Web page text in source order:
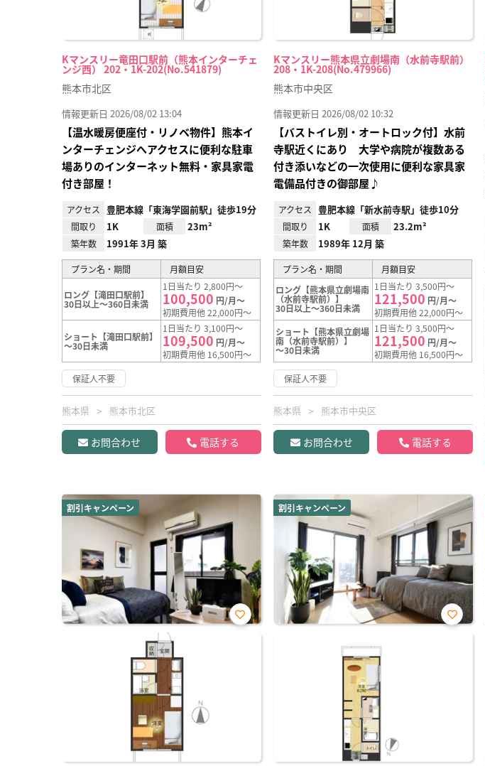
Kマンスリー竜田口駅前（熊本インターチェ
ンジ西） 202・1K-202(No.541879)
熊本市北区
情報更新日 2026/08/02 13:04
【温水暖房便座付・リノベ物件】熊本イ
ンターチェンジへアクセスに便利な駐車
場ありのインターネット無料・家具家電
付き部屋！
アクセス 豊肥本線「東海学園前駅」徒歩19分
間取り 1K 面積 23m²
築年数 1991年 3月 築
プラン名・期間 月額目安
ロング【滝田口駅前】
30日以上～360日未満
1日当たり 2,800円～
100,500 円/月～
初期費用他 22,000円～
ショート【滝田口駅前】
～30日未満
1日当たり 3,100円～
109,500 円/月～
初期費用他 16,500円～
保証人不要
熊本県 熊本市北区
お問合わせ 電話する
Kマンスリー熊本県立劇場南（水前寺駅前）
208・1K-208(No.479966)
熊本市中央区
情報更新日 2026/08/02 10:32
【バストイレ別・オートロック付】水前
寺駅近くにあり 大学や病院が複数ある
付き添いなどの一次使用に便利な家具家
電備品付きの御部屋♪
アクセス 豊肥本線「新水前寺駅」徒歩10分
間取り 1K 面積 23.2m²
築年数 1989年 12月 築
プラン名・期間
月額目安
ロング【熊本県立劇場南
（水前寺駅前）】
30日以上～360日未満
1日当たり 3,500円～
121,500 円/月～
初期費用他 22,000円～
ショート【熊本県立劇場
南（水前寺駅前）】
～30日未満
1日当たり 3,500円～
121,500 円/月～
初期費用他 16,500円～
保証人不要
熊本県 熊本市中央区
お問合わせ 電話する
割引キャンペーン
お気
割引キャンペーン
お気